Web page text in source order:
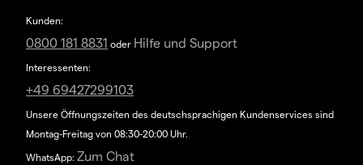
Kunden:
0800 181 8831 oder Hilfe und Support
Interessenten:
+49 69427299103
Unsere Öffnungszeiten des deutschsprachigen Kundenservices sind
Montag-Freitag von 08:30-20:00 Uhr.
WhatsApp: Zum Chat